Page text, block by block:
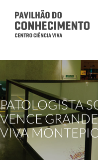
PATOLOGISTA
VENCE
VIVA